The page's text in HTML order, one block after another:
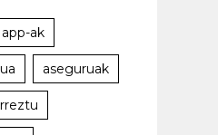
app-ak
aseguruak